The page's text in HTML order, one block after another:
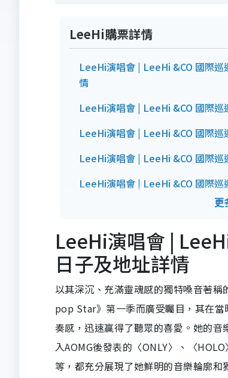
LeeHi購票詳情
LeeHi演唱會 | LeeHi &CO 國際
情
LeeHi演唱會 | LeeHi &CO 國際巡
LeeHi演唱會 | LeeHi &CO 國際
LeeHi演唱會 | LeeHi &CO 國際
LeeHi演唱會 | LeeHi &CO 國際
LeeHi演唱會 |
日子及地址詳情
以其深沉、充滿靈魂感的獨特嗓音著
pop Star》第一季而廣受矚目，其在
奏感，迅速贏得了聽眾的喜愛。她的
入AOMG後發表的〈ONLY〉、〈
等，都充分展現了她鮮明的音樂輪廓